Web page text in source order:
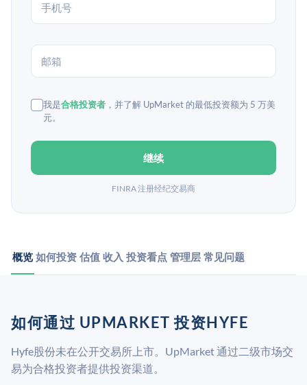
我是合格投资者 ，并了解 UpMarket 的最低投资额为 5 万美
元。
继续
FINRA 注册经纪交易商
概览 如何投资 估值 收入 投资看点 管理层 常见问题
如何通过 UPMARKET 投资HYFE
Hyfe股份未在公开交易所上市。UpMarket 通过二级市场交
易为合格投资者提供投资渠道。